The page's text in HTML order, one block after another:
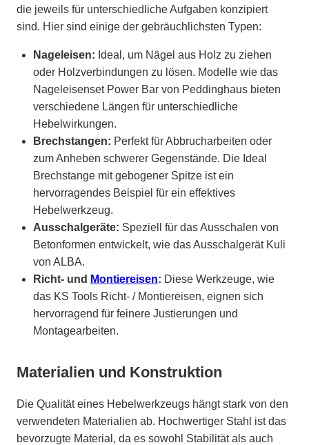
die jeweils für unterschiedliche Aufgaben konzipiert
sind. Hier sind einige der gebräuchlichsten Typen:
Nageleisen: Ideal, um Nägel aus Holz zu ziehen
oder Holzverbindungen zu lösen. Modelle wie das
Nageleisenset Power Bar von Peddinghaus bieten
verschiedene Längen für unterschiedliche
Hebelwirkungen.
Brechstangen: Perfekt für Abbrucharbeiten oder
zum Anheben schwerer Gegenstände. Die Ideal
Brechstange mit gebogener Spitze ist ein
hervorragendes Beispiel für ein effektives
Hebelwerkzeug.
Ausschalgeräte: Speziell für das Ausschalen von
Betonformen entwickelt, wie das Ausschalgerät Kuli
von ALBA.
Richt- und Montiereisen: Diese Werkzeuge, wie
das KS Tools Richt- / Montiereisen, eignen sich
hervorragend für feinere Justierungen und
Montagearbeiten.
Materialien und Konstruktion
Die Qualität eines Hebelwerkzeugs hängt stark von den
verwendeten Materialien ab. Hochwertiger Stahl ist das
bevorzugte Material, da es sowohl Stabilität als auch